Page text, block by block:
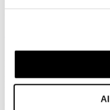
News 2026
Censuwide/Ayden: